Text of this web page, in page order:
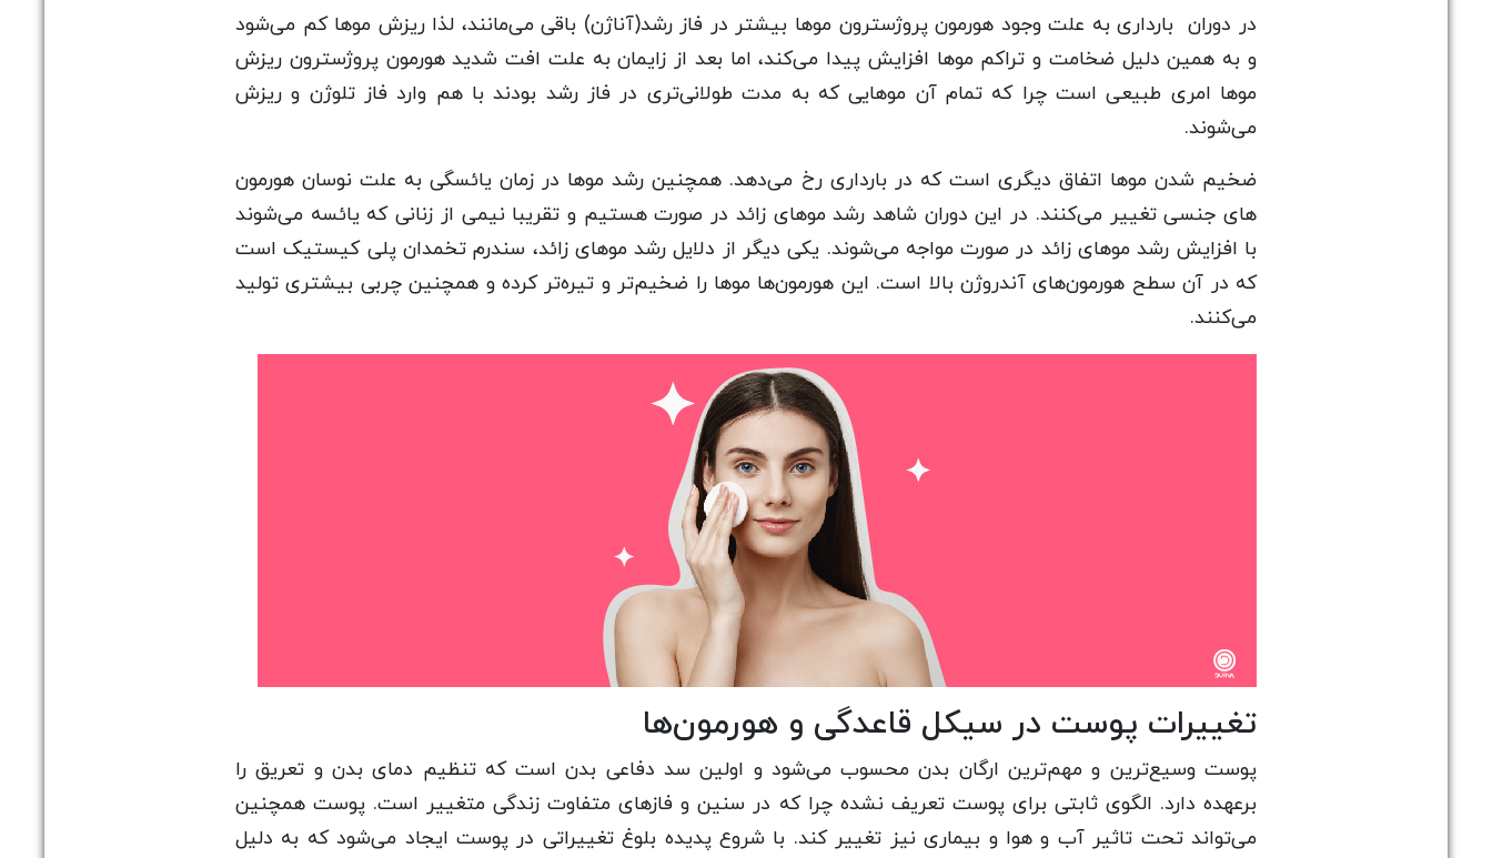
در دوران بارداری به علت وجود هورمون پروژسترون موها بیشتر در فاز رشد(آناژن) باقی می‌مانند، لذا ریزش موها کم می‌شود
و به همین دلیل ضخامت و تراکم موها افزایش پیدا می‌کند، اما بعد از زایمان به علت افت شدید هورمون پروژسترون ریزش
موها امری طبیعی است چرا که تمام آن موهایی که به مدت طولانی‌تری در فاز رشد بودند با هم وارد فاز تلوژن و ریزش
می‌شوند.
ضخیم شدن موها اتفاق دیگری است که در بارداری رخ می‌دهد. همچنین رشد موها در زمان یائسگی به علت نوسان هورمون
های جنسی تغییر می‌کنند. در این دوران شاهد رشد موهای زائد در صورت هستیم و تقریبا نیمی از زنانی که یائسه می‌شوند
با افزایش رشد موهای زائد در صورت مواجه می‌شوند. یکی دیگر از دلایل رشد موهای زائد، سندرم تخمدان پلی کیستیک است
که در آن سطح هورمون‌های آندروژن بالا است. این هورمون‌ها موها را ضخیم‌تر و تیره‌تر کرده و همچنین چربی بیشتری تولید
می‌کنند.
تغییرات پوست در سیکل قاعدگی و هورمون‌ها
پوست وسیع‌ترین و مهم‌ترین ارگان بدن محسوب می‌شود و اولین سد دفاعی بدن است که تنظیم دمای بدن و تعریق را
برعهده دارد. الگوی ثابتی برای پوست تعریف نشده چرا که در سنین و فازهای متفاوت زندگی متغییر است. پوست همچنین
می‌تواند تحت تاثیر آب و هوا و بیماری نیز تغییر کند. با شروع پدیده بلوغ تغییراتی در پوست ایجاد می‌شود که به دلیل